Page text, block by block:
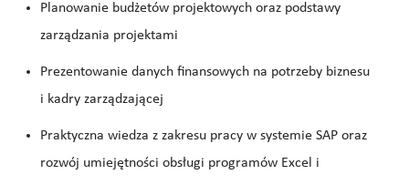
Planowanie budżetów projektowych oraz podstawy
zarządzania projektami
Prezentowanie danych finansowych na potrzeby biznesu
i kadry zarządzającej
Praktyczna wiedza z zakresu pracy w systemie SAP oraz
rozwój umiejętności obsługi programów Excel i